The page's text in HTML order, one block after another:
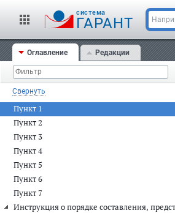
cистема
ГАРАНТ
Оглавление Редакции
Свернуть
Пункт 1
Пункт 2
Пункт 3
Пункт 4
Пункт 5
Пункт 6
Пункт 7
Инструкция о порядке составления,